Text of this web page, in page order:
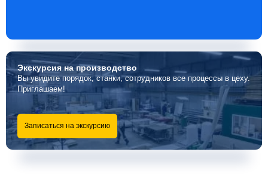
Экскурсияна производство
Вы увидите порядок, станки, сотрудников все процессы в цеху.
Приглашаем!
Записаться на экскурсию